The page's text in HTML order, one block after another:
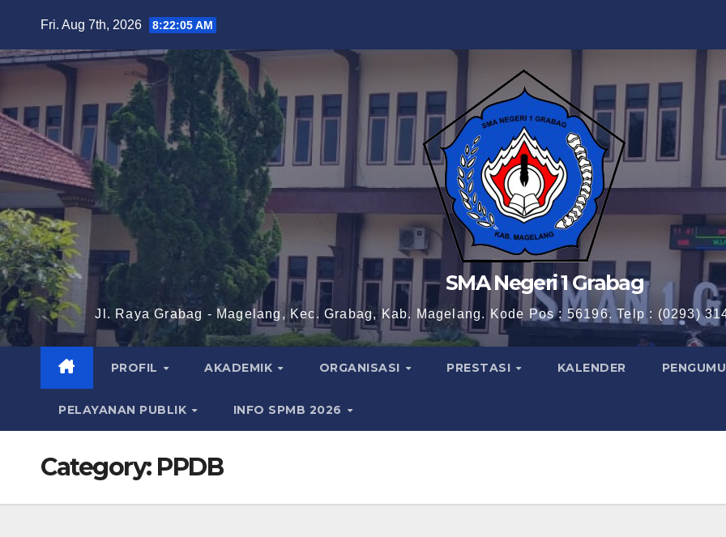
content
Fri. Aug 7th, 2026 8:22:06 AM
SMA Negeri 1 Grabag
Jl. Raya Grabag - Magelang, Kec. Grabag, Kab. Magelang. Kode Pos : 56196. Telp : (0293)
PROFIL AKADEMIK ORGANISASI PRESTASI KALENDER
PELAYANAN PUBLIK INFO SPMB 2026
Category: PPDB